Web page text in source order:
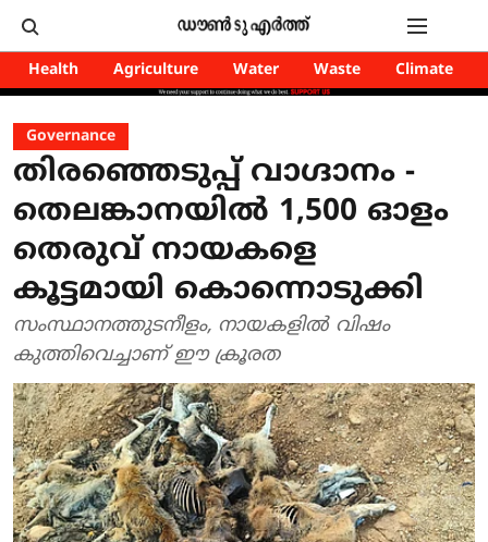
Health Agriculture Water Waste Climate
Governance
തിരഞ്ഞെടുപ്പ് വാഗ്ദാനം -
തെലങ്കാനയിൽ 1,500 ഓളം
തെരുവ് നായകളെ
കൂട്ടമായി കൊന്നൊടുക്കി
സംസ്ഥാനത്തുടനീളം, നായകളിൽ വിഷം
കുത്തിവെച്ചാണ് ഈ ക്രൂരത